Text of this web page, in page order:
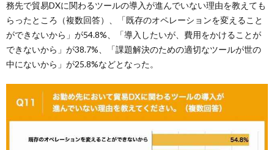
務先で貿易DXに関わるツールの導入が進んでいない理由を教えても
らったところ（複数回答）、「既存のオペレーションを変えること
ができないから」が54.8%、「導入したいが、費用をかけることが
できないから」が38.7%、「課題解決のための適切なツールが世の
中にないから」が25.8%などとなった。